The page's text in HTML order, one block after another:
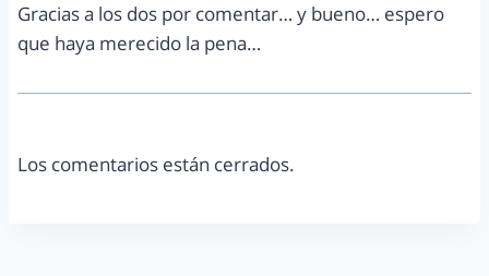
Gracias a los dos por comentar… y bueno… espero
que haya merecido la pena…
Los comentarios están cerrados.